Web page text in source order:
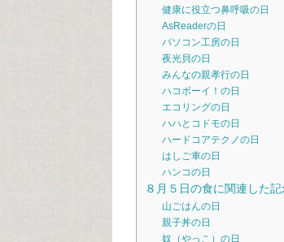
健康に役立つ鼻呼吸の日
AsReaderの日
パソコン工房の日
夜光貝の日
みんなの親孝行の日
ハコボーイ！の日
エコリングの日
ハハとコドモの日
ハードコアテクノの日
はしご車の日
ハンコの日
８月５日の食に関連した記
山ごはんの日
親子丼の日
奴（やっこ）の日